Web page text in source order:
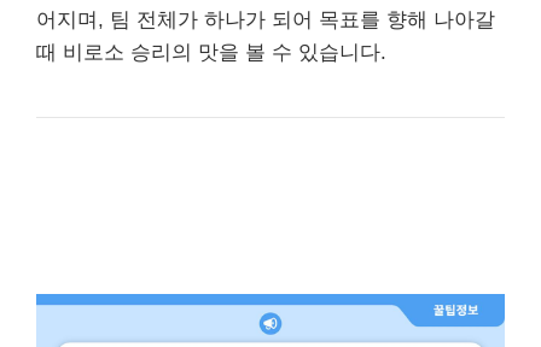
어지며, 팀 전체가 하나가 되어 목표를 향해 나아갈
때 비로소 승리의 맛을 볼 수 있습니다.